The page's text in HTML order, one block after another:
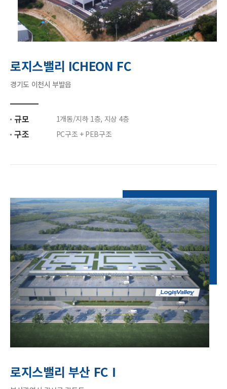
로지스밸리 ICHEON FC
경기도 이천시 부발읍
규모 1개동/지하 1층, 지상 4층
구조 PC구조 + PEB구조
로지스밸리 부산 FCⅠ